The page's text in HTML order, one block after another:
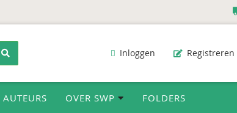
Inloggen Registreren
AUTEURS OVER SWP FOLDERS